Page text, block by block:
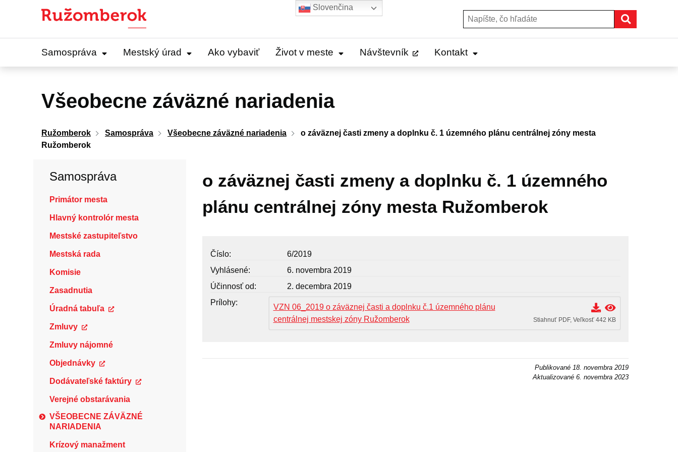
Hľadať:
Samospráva Mestský úrad Ako vybaviť Život v meste Návštevník Kontakt
Všeobecne záväzné nariadenia
Ružomberok Samospráva Všeobecne záväzné nariadenia
o záväznej časti zmeny a doplnku č. 1 územného plánu centrálnej zóny mesta
Ružomberok
Samospráva
Primátor mesta
Hlavný kontrolór mesta
Mestské zastupiteľstvo
Mestská rada
Komisie
Zasadnutia
Úradná tabuľa
Zmluvy
Zmluvy nájomné
Objednávky
Dodávateľské faktúry
Verejné obstarávania
VŠEOBECNE ZÁVÄZNÉ
NARIADENIA
Krízový manažment
o záväznej časti zmeny a doplnku č. 1 územného
plánu centrálnej zóny mesta Ružomberok
Číslo
6/2019
Vyhlásené
6. novembra 2019
Účinnosť od
2. decembra 2019
Prílohy
VZN 06_2019 o záväznej časti a doplnku č.1 územného plánu
centrálnej mestskej zóny Ružomberok
Stiahnuť PDF, Veľkosť 442 KB
Publikované 18. novembra 2019
Aktualizované 6. novembra 2023
Slovenčina